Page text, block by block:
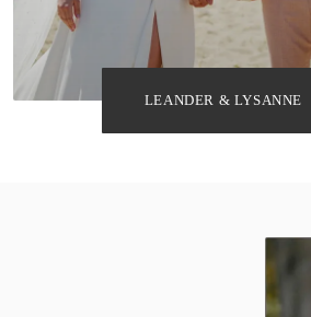
LEANDER & LYSANNE